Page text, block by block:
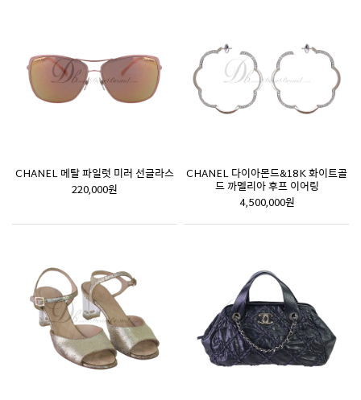
CHANEL 메탈 파일럿 미러 선글라스
220,000원
CHANEL 다이아몬드&18K 화이트골
드 까멜리아 후프 이어링
4,500,000원